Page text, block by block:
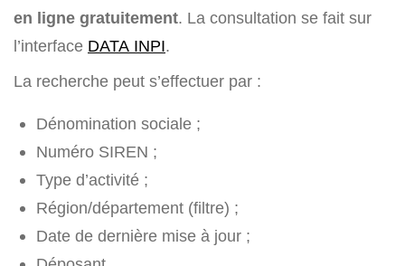
en ligne gratuitement. La consultation se fait sur
l’interface DATA INPI.
La recherche peut s’effectuer par :
Dénomination sociale ;
Numéro SIREN ;
Type d’activité ;
Région/département (filtre) ;
Date de dernière mise à jour ;